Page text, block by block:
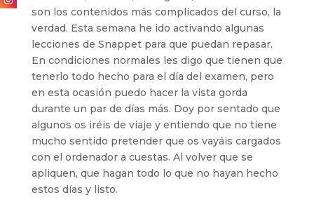
son los contenidos más complicados del curso, la
verdad. Esta semana he ido activando algunas
lecciones de Snappet para que puedan repasar.
En condiciones normales les digo que tienen que
tenerlo todo hecho para el día del examen, pero
en esta ocasión puedo hacer la vista gorda
durante un par de días más. Doy por sentado que
algunos os iréis de viaje y entiendo que no tiene
mucho sentido pretender que os vayáis cargados
con el ordenador a cuestas. Al volver que se
apliquen, que hagan todo lo que no hayan hecho
estos días y listo.